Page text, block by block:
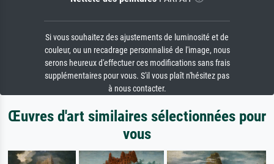
Si vous souhaitez des ajustements de luminosité et de
couleur, ou un recadrage personnalisé de l'image, nous
serons heureux d'effectuer ces modifications sans frais
supplémentaires pour vous. S'il vous plaît n'hésitez pas
à nous contacter.
Œuvres d'art similaires sélectionnées pour
vous